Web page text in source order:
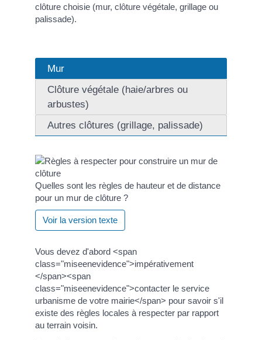
clôture choisie (mur, clôture végétale, grillage ou
palissade).
Mur
Clôture végétale (haie/arbres ou
arbustes)
Autres clôtures (grillage, palissade)
Quelles sont les règles de hauteur et de distance
pour un mur de clôture ?
Voir la version texte
Vous devez d'abord <span
class="miseenevidence">impérativement
</span><span
class="miseenevidence">contacter le service
urbanisme de votre mairie</span> pour savoir s'il
existe des règles locales à respecter par rapport
au terrain voisin.